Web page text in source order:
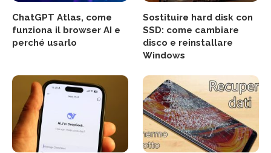
ChatGPT Atlas, come
funziona il browser AI e
perché usarlo
Sostituire hard disk con
SSD: come cambiare
disco e reinstallare
Windows